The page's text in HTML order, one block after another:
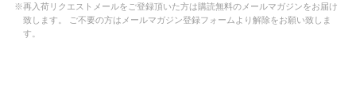
※再入荷リクエストメールをご登録頂いた方は購読無料のメールマガジンをお届け
致します。 ご不要の方はメールマガジン登録フォームより解除をお願い致しま
す。